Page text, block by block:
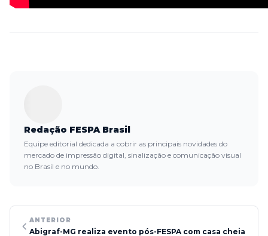
Redação FESPA Brasil
Equipe editorial dedicada a cobrir as principais novidades do
mercado de impressão digital, sinalização e comunicação visual
no Brasil e no mundo.
ANTERIOR
Abigraf-MG realiza evento pós-FESPA com casa cheia